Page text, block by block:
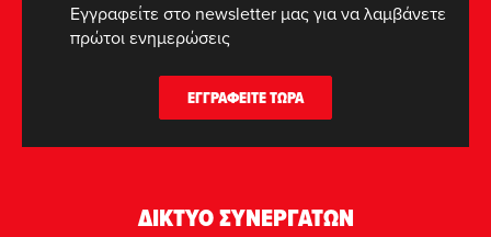
Εγγραφείτε στο newsletter μας για να λαμβάνετε
πρώτοι ενημερώσεις
ΕΓΓΡΑΦΕΙΤΕ ΤΩΡΑ
ΔΙΚΤΥΟ ΣΥΝΕΡΓΑΤΩΝ